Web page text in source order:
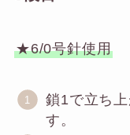
★6/0号針使用
鎖1で立ち
す。